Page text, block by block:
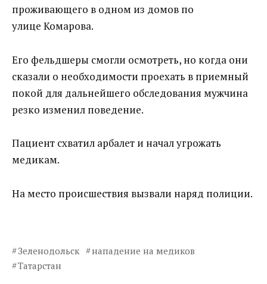
проживающего в одном из домов по
улице Комарова.
Его фельдшеры смогли осмотреть, но когда они
сказали о необходимости проехать в приемный
покой для дальнейшего обследования мужчина
резко изменил поведение.
Пациент схватил арбалет и начал угрожать
медикам.
На место происшествия вызвали наряд полиции.
Зеленодольск
нападение на медиков
Татарстан